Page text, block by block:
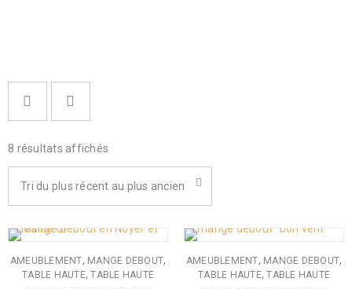
8 résultats affichés
Tri du plus récent au plus ancien
AMEUBLEMENT, MANGE DEBOUT,
TABLE HAUTE,TABLE HAUTE
AMEUBLEMENT, MANGE DEBOUT,
TABLE HAUTE,TABLE HAUTE